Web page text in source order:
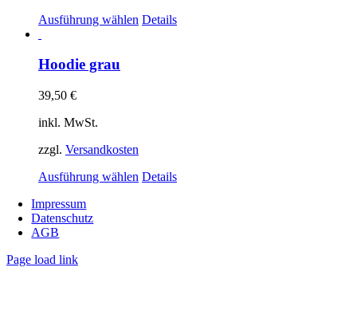
Ausführung wählen Dieses
Produktseite
Details
Hoodie grau
39,50 €
inkl. MwSt.
zzgl. Versandkosten
Ausführung wählen Dieses
Details
Impressum
Datenschutz
AGB
Page load link